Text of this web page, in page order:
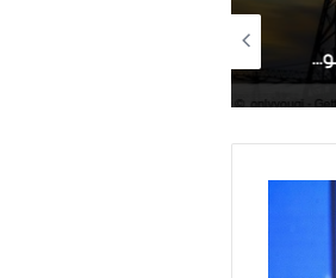
رجال أعمال يتقدمون بمطالب صلح إلى اللجنة الوطنية للصلح الجزائي تتضمن مبالغ مالية ومشاريع في المناطق الداخلية